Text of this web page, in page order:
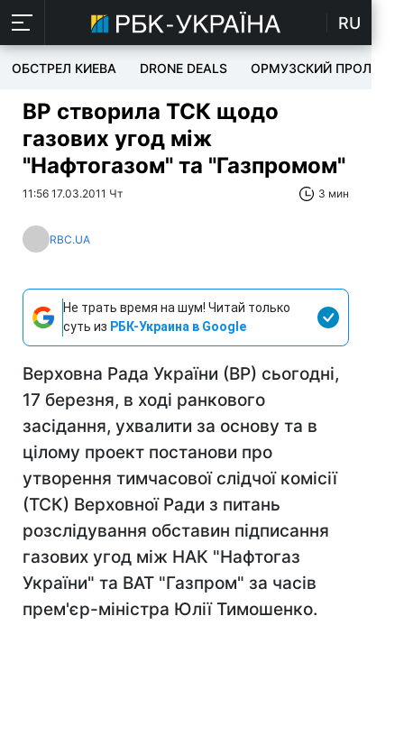
RU
ОБСТРЕЛ КИЕВА DRONE DEALS ОРМУЗСКИЙ ПРОЛИВ
ВР створила ТСК щодо
газових угод між
"Нафтогазом" та "Газпромом"
11:56 17.03.2011 Чт 3 мин
RBC.UA
Не трать время на шум! Читай только
суть из РБК-Украина в Google
Верховна Рада України (ВР) сьогодні,
17 березня, в ході ранкового
засідання, ухвалити за основу та в
цілому проект постанови про
утворення тимчасової слідчої комісії
(ТСК) Верховної Ради з питань
розслідування обставин підписання
газових угод між НАК "Нафтогаз
України" та ВАТ "Газпром" за часів
прем'єр-міністра Юлії Тимошенко.